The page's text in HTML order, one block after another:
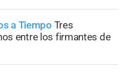
a Tiempo Tres
entre los firmantes de